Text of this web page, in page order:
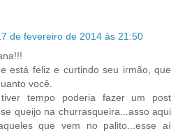
de fevereiro de 2014 às 21:50
está feliz e curtindo seu irmão, que
você.
tempo poderia fazer um post
queijo na churrasqueira...asso aqui
que vem no palito...esse aí